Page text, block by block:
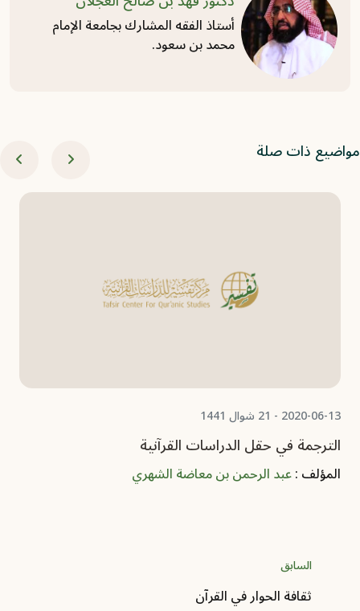
أستاذ الفقه المشارك بجامعة الإمام
محمد بن سعود.
ذات صلة
2020-06-13 - 21 شوال 1441
اتجاهات البحث في الدراسات القرآنية بالجامعات
السعودية
المؤلف : فهد بن مبارك الوهبي
السابق
ثقافة الحوار في القرآن